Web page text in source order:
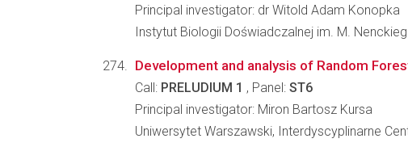
Principal investigator: dr Witold Adam Konopka
Instytut Biologii Doświadczalnej im. M.
Development and analysis of Random
Call: PRELUDIUM 1 , Panel: ST6
Principal investigator: Miron Bartosz Kursa
Uniwersytet Warszawski, Interdyscyplinarne